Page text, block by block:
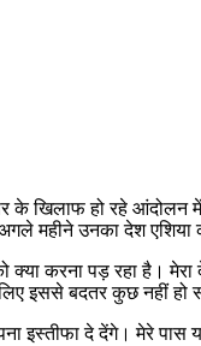
हो रहे आंदोलन में
अगले महीने उनका देश
क्या करना पड़ रहा है।
इससे बदतर कुछ नहीं हो
इस्तीफा दे देंगे। मेरे